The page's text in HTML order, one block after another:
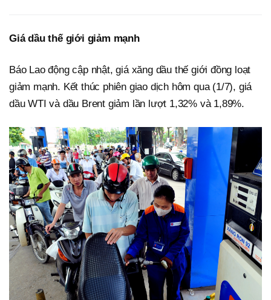
Giá dầu thế giới giảm mạnh
Báo Lao động cập nhật, giá xăng dầu thế giới đồng loạt
giảm mạnh. Kết thúc phiên giao dịch hôm qua (1/7), giá
dầu WTI và dầu Brent giảm lần lượt 1,32% và 1,89%.